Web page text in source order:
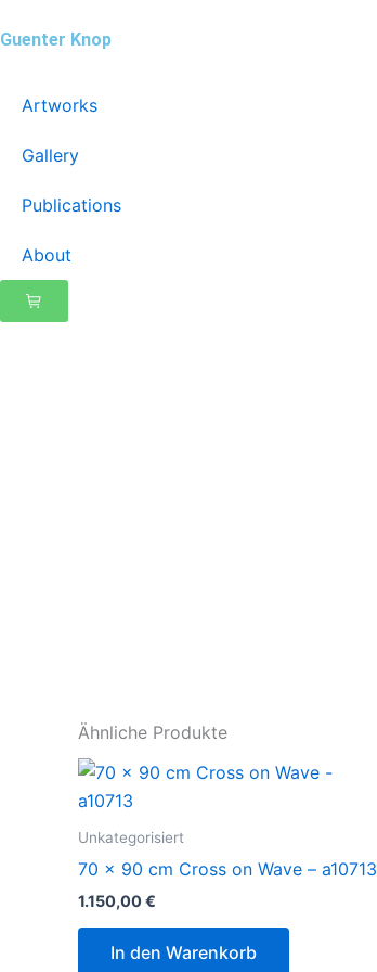
Inhalt
Guenter Knop
Artworks
Gallery
Publications
About
Ähnliche Produkte
Unkategorisiert
70 x 90 cm Cross on Wave – a10713
1.150,00€
In den Warenkorb